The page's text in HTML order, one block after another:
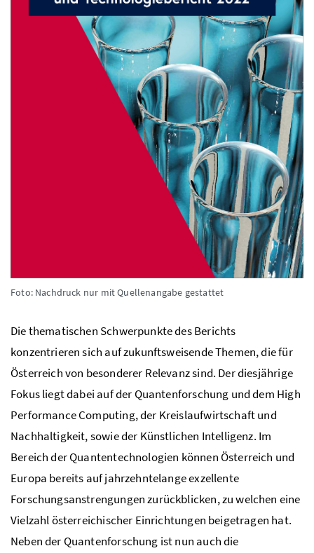
Foto: Nachdruck nur mit Quellenangabe gestattet
Die thematischen Schwerpunkte des Berichts
konzentrieren sich auf zukunftsweisende Themen, die für
Österreich von besonderer Relevanz sind. Der diesjährige
Fokus liegt dabei auf der Quantenforschung und dem High
Performance Computing, der Kreislaufwirtschaft und
Nachhaltigkeit, sowie der Künstlichen Intelligenz. Im
Bereich der Quantentechnologien können Österreich und
Europa bereits auf jahrzehntelange exzellente
Forschungsanstrengungen zurückblicken, zu welchen eine
Vielzahl österreichischer Einrichtungen beigetragen hat.
Neben der Quantenforschung ist nun auch die